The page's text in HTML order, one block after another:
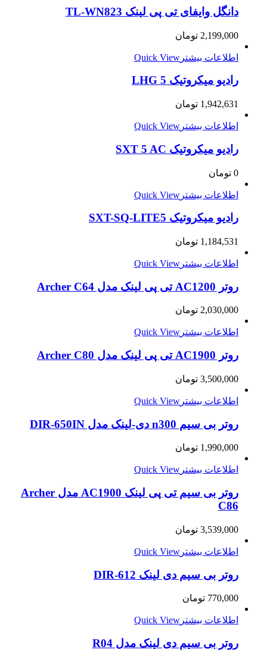
دانگل وایفای تی پی لینک TL-WN823
2,199,000 تومان
اطلاعات بیشتر Quick View
رادیو میکروتیک LHG 5
1,942,631 تومان
اطلاعات بیشتر Quick View
رادیو میکروتیک SXT 5 AC
0 تومان
اطلاعات بیشتر Quick View
رادیو میکروتیک SXT-SQ-LITE5
1,184,531 تومان
اطلاعات بیشتر Quick View
روتر AC1200 تی پی لينک مدل Archer C64
2,030,000 تومان
اطلاعات بیشتر Quick View
روتر AC1900 تی پی لينک مدل Archer C80
3,500,000 تومان
اطلاعات بیشتر Quick View
روتر بی سیم n300 دی-لینک مدل DIR-650IN
1,990,000 تومان
اطلاعات بیشتر Quick View
روتر بی سیم تی پی لینک AC1900 مدل Archer
C86
3,539,000 تومان
اطلاعات بیشتر Quick View
روتر بی سیم دی لینک DIR-612
770,000 تومان
اطلاعات بیشتر Quick View
روتر بی سیم دی لینک مدل R04